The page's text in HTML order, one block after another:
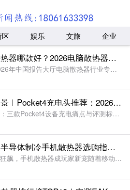
娱乐 文旅 企业
夏季电脑散热器哪款好？2026电脑散热器测评，涡轮压风制冷稳控设备高温
一、前言据2026年中国报告大厅电脑散热器行业专项调研数据显示，市面超75%的传统笔记本散热器采用被动抽风散热模式，存在漏风率高、风压不足、高负载降温失效等行业普遍问题，其中常规散热产品连续
户外拍摄场景｜Pocket4充电头推荐：2026实测大疆/GPD/掌机快充选购攻略
一、测评前言：三款Pocket4设备充电痛点与评测标准1. 同名设备充电需求差异市场上主流三款Pocket4设备充电规格差异明显，本次实测结合户外拍摄日常使用场景展开测试。三款设备核心参数区别清晰，适
手机发烫？半导体制冷手机散热器选购指南，别让高温毁掉你的“超神”时刻！
一、移动电竞狂飙，手机散热器成玩家新宠随着移动电竞的迅猛发展，手游早已从单纯的娱乐方式，变成当代年轻人重要的 “社交货币”。数据显示，2025 年中国游戏市场实际收入突破 3507.89 亿元，用户规